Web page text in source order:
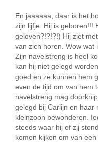
En jaaaaaa, daar is het
zijn lijfje. Hij is geboren!!!
geloven?!?!?!) Hij ziet
van zich horen. Wow wat
Zijn navelstreng is heel
kan hij niet gelegd
goed en ze kunnen hem
even de tijd om van hem
navelstreng mag
gelegd bij Carlijn en haar
kleinzoon bewonderen.
steeds waar hij of zij
komen kijken om van